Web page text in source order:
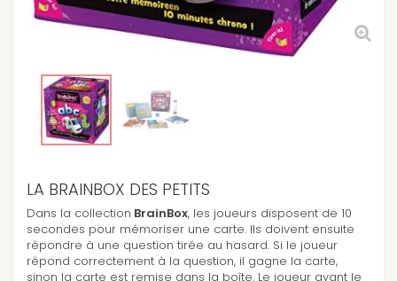
LA BRAINBOX DES PETITS
Dans la collection BrainBox, les joueurs disposent de 10
secondes pour mémoriser une carte. Ils doivent ensuite
répondre à une question tirée au hasard. Si le joueur
répond correctement à la question, il gagne la carte,
sinon la carte est remise dans la boîte. Le joueur ayant le